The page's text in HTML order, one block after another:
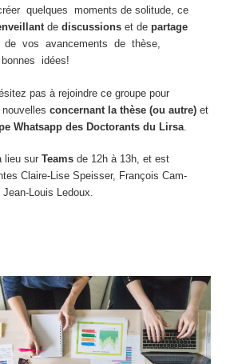
quelques moments de solitude, ce
de discussions et de partage
de vos avancements de thèse,
idées!
pas à rejoindre ce groupe pour
concernant la thèse (ou autre) et
Whatsapp des Doctorants du Lirsa
lieu sur Teams de 12h à 13h, et est
Claire-Lise Speisser, François Cam-
Louis Ledoux.